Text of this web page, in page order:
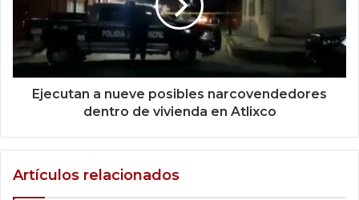
Ejecutan a nueve posibles narcovendedores
dentro de vivienda en Atlixco
Artículos relacionados